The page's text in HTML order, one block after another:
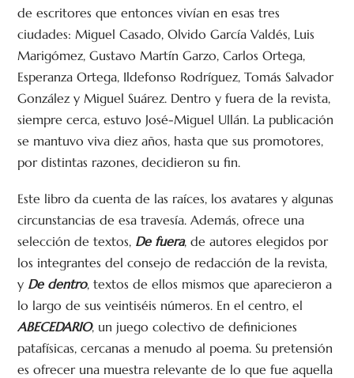
de escritores que entonces vivían en esas tres
ciudades: Miguel Casado, Olvido García Valdés, Luis
Marigómez, Gustavo Martín Garzo, Carlos Ortega,
Esperanza Ortega, Ildefonso Rodríguez, Tomás Salvador
González y Miguel Suárez. Dentro y fuera de la revista,
siempre cerca, estuvo José-Miguel Ullán. La publicación
se mantuvo viva diez años, hasta que sus promotores,
por distintas razones, decidieron su fin.
Este libro da cuenta de las raíces, los avatares y algunas
circunstancias de esa travesía. Además, ofrece una
selección de textos, De fuera, de autores elegidos por
los integrantes del consejo de redacción de la revista,
y De dentro, textos de ellos mismos que aparecieron a
lo largo de sus veintiséis números. En el centro, el
ABECEDARIO, un juego colectivo de definiciones
patafísicas, cercanas a menudo al poema. Su pretensión
es ofrecer una muestra relevante de lo que fue aquella